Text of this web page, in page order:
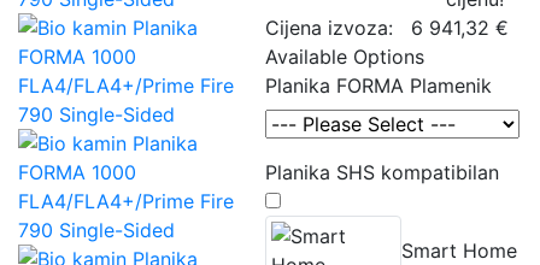
Cijena izvoza:
6 941,32 €
Available Options
Planika FORMA Plamenik
Planika SHS kompatibilan
Smart Home